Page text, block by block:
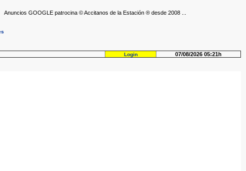
Anuncios GOOGLE patrocina © Accitanos de la Estación ® desde 2008 ...
Login 07/08/2026 05:21h